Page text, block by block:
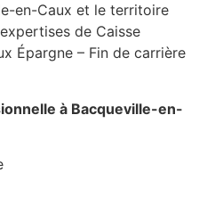
en-Caux et le territoire
de Caisse
Épargne – Fin de carrière
à Bacqueville-en-